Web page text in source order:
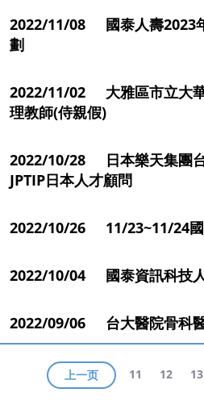
2022/11/08 國泰人壽2023
劃
2022/11/02 大雅區市立大
理教師(侍親假)
2022/10/28 日本樂天集團
JPTIP日本人才顧問
2022/10/26 11/23~11/24國
2022/10/04 國泰資訊科技
2022/09/06 台大醫院骨科
上一页 11 12 13